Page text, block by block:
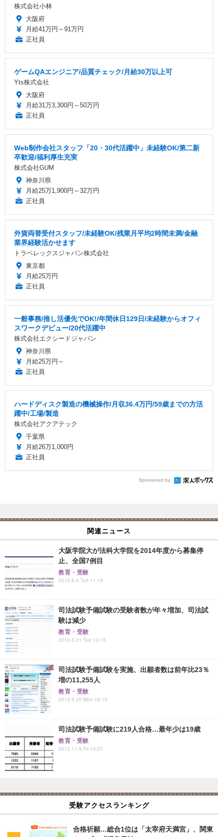
株式会社小林
大阪府
月給41万円～91万円
正社員
ゲームQAエンジニア/品質チェック/月給30万以上可
Yts株式会社
大阪府
月給31万3,300円～50万円
正社員
Web制作会社スタッフ「20・30代活躍中」未経験OK/第二新
卒歓迎/福利厚生充実
株式会社GUM
神奈川県
月給25万1,900円～32万円
正社員
外貨両替受付スタッフ/未経験OK/残業月平均2時間未満/金融
業界経験活かせます
トラベレックスジャパン株式会社
東京都
月給25万円
正社員
一般事務/推し活優先でOK!/年間休日129日/未経験からオフィ
スワークデビュー/20代活躍中
株式会社エクシードジャパン
神奈川県
月給25万円～
正社員
ハードディスク製造の機械操作/月収36.4万円/59歳までの方活
躍中/工場/製造
株式会社アクアテック
千葉県
月給26万1,000円
正社員
Sponsored by
関連ニュース
大阪学院大が法科大学院を2014年度から募集停
止、全国7例目
教育・受験
2013.6.4 Tue 11:18
司法試験予備試験の受験者数が年々増加、司法試
験は減少
教育・受験
2013.5.21 Tue 13:15
司法試験予備試験を実施、出願者数は前年比23％
増の11,255人
教育・受験
2013.5.20 Mon 16:15
司法試験予備試験に219人合格…最年少は19歳
教育・受験
2012.11.9 Fri 13:27
受験アクセスランキング
合格祈願…総合1位は「太宰府天満宮」、関東